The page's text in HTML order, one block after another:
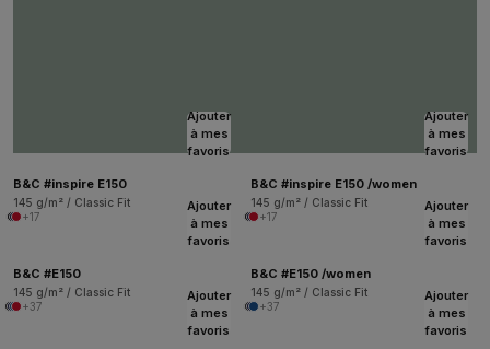
Ajouter
à mes
favoris
B&C #inspire E150
145 g/m² / Classic Fit
+17
Ajouter
à mes
favoris
B&C #inspire E150 /women
145 g/m² / Classic Fit
+17
Ajouter
à mes
favoris
B&C #E150
145 g/m² / Classic Fit
+37
Ajouter
à mes
favoris
B&C #E150 /women
145 g/m² / Classic Fit
+37
Ajouter
à mes
favoris
Ajouter
à mes
favoris